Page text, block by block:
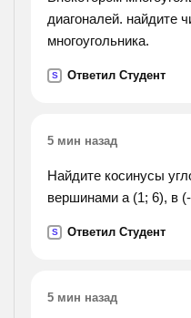
диагоналей. найдите
многоугольника.
S Ответил Студент
5 мин назад
Найдите косинусы
вершинами а (1; 6), в
S Ответил Студент
5 мин назад